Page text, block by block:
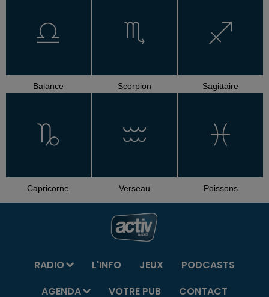
Balance Scorpion Sagittaire
Capricorne Verseau Poissons
RADIO L'INFO JEUX
PODCASTS
AGENDA
VOTRE PUB CONTACT